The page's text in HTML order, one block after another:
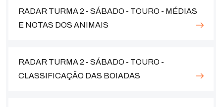
RADAR TURMA 2 - SÁBADO - TOURO - MÉDIAS
E NOTAS DOS ANIMAIS
RADAR TURMA 2 - SÁBADO - TOURO -
CLASSIFICAÇÃO DAS BOIADAS